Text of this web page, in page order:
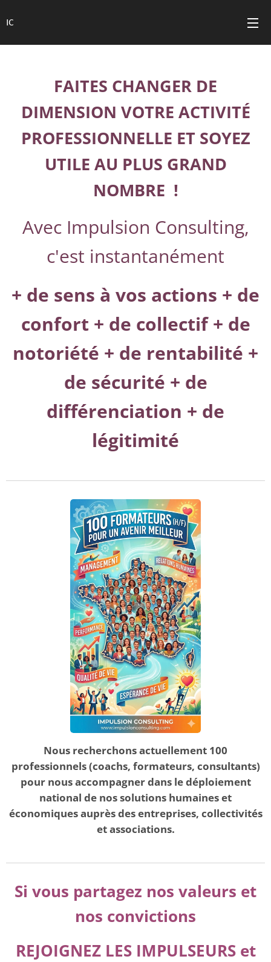
IC
FAITES CHANGER DE
DIMENSION VOTRE ACTIVITÉ
PROFESSIONNELLE ET SOYEZ
UTILE AU PLUS GRAND
NOMBRE !
Avec Impulsion Consulting,
c'est instantanément
+ de sens à vos actions + de
confort + de collectif + de
notoriété + de rentabilité +
de sécurité + de
différenciation + de
légitimité
Nous recherchons actuellement 100
professionnels (coachs, formateurs, consultants)
pour nous accompagner dans le déploiement
national de nos solutions humaines et
économiques auprès des entreprises, collectivités
et associations.
Si vous partagez nos valeurs et
nos convictions
REJOIGNEZ LES IMPULSEURS et